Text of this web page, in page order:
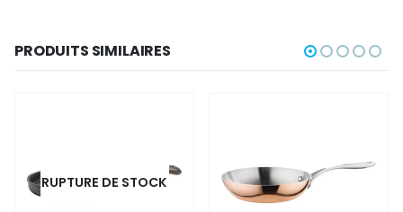
PRODUITS SIMILAIRES
RUPTURE DE STOCK